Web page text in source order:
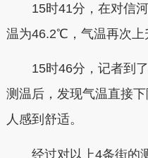
15时41分，在对信河
温为46.2℃，气温再次上
15时46分，记者到了
测温后，发现气温直接
人感到舒适。
经过对以上4条街的测